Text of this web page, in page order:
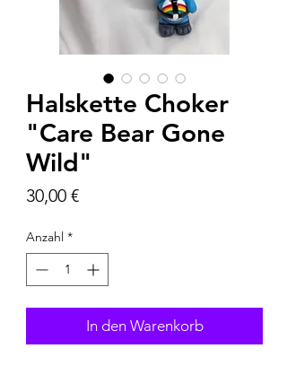
Halskette Choker
"Care Bear Gone
Wild"
30,00 €Preis
Anzahl *
In den Warenkorb